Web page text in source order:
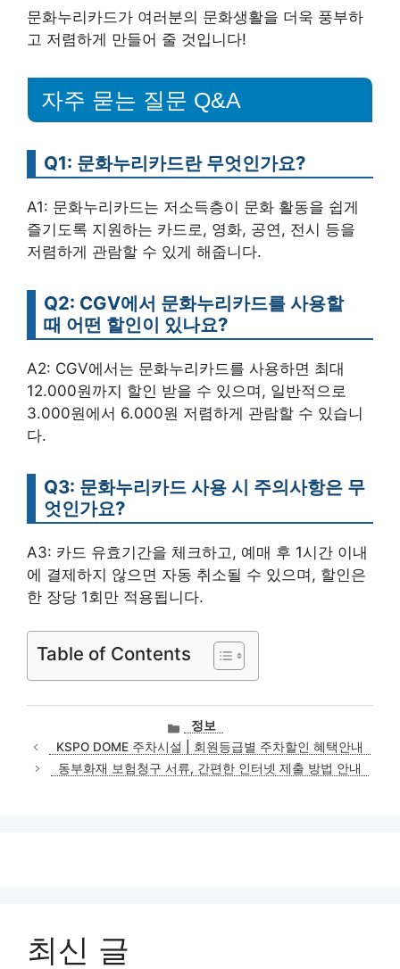
문화누리카드가 여러분의 문화생활을 더욱 풍부하
고 저렴하게 만들어 줄 것입니다!
자주 묻는 질문 Q&A
Q1: 문화누리카드란 무엇인가요?
A1: 문화누리카드는 저소득층이 문화 활동을 쉽게
즐기도록 지원하는 카드로, 영화, 공연, 전시 등을
저렴하게 관람할 수 있게 해줍니다.
Q2: CGV에서 문화누리카드를 사용할
때 어떤 할인이 있나요?
A2: CGV에서는 문화누리카드를 사용하면 최대
12.000원까지 할인 받을 수 있으며, 일반적으로
3.000원에서 6.000원 저렴하게 관람할 수 있습니
다.
Q3: 문화누리카드 사용 시 주의사항은 무
엇인가요?
A3: 카드 유효기간을 체크하고, 예매 후 1시간 이내
에 결제하지 않으면 자동 취소될 수 있으며, 할인은
한 장당 1회만 적용됩니다.
Table of Contents
카
테
고
리
정보
KSPO DOME 주차시설 | 회원등급별 주차할인 혜택안내
동부화재 보험청구 서류, 간편한 인터넷 제출 방법 안내
최신 글